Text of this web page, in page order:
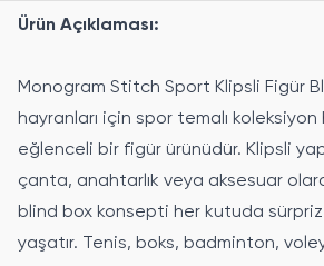
Ürün Açıklaması:
Monogram Stitch Sport Klipsli Figür
hayranları için spor temalı koleksiyon
eğlenceli bir figür ürünüdür. Klipsli
çanta, anahtarlık veya aksesuar
blind box konsepti her kutuda
yaşatır. Tenis, boks, badminton,